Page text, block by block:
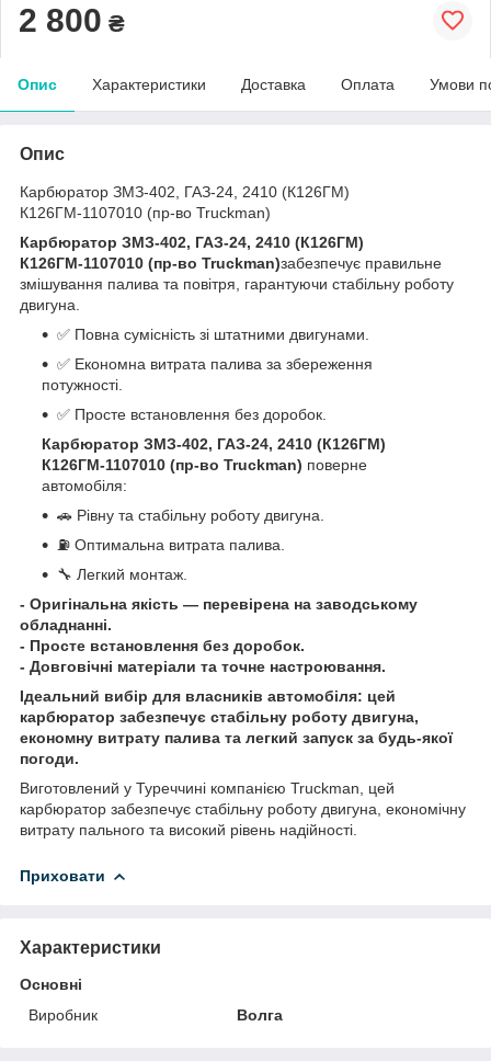
2 800 ₴
Опис Характеристики Доставка Оплата Умови
Опис
Карбюратор ЗМЗ-402, ГАЗ-24, 2410 (К126ГМ)
К126ГМ-1107010 (пр-во Truckman)
Карбюратор ЗМЗ-402, ГАЗ-24, 2410 (К126ГМ)
К126ГМ-1107010 (пр-во Truckman)забезпечує правильне
змішування палива та повітря, гарантуючи стабільну роботу
двигуна.
✅ Повна сумісність зі штатними двигунами.
✅ Економна витрата палива за збереження
потужності.
✅ Просте встановлення без доробок.
Карбюратор ЗМЗ-402, ГАЗ-24, 2410 (К126ГМ)
К126ГМ-1107010 (пр-во Truckman) поверне
автомобіля:
🚗 Рівну та стабільну роботу двигуна.
⛽ Оптимальна витрата палива.
🔧 Легкий монтаж.
- Оригінальна якість — перевірена на заводському
обладнанні.
- Просте встановлення без доробок.
- Довговічні матеріали та точне настроювання.
Ідеальний вибір для власників автомобіля: цей
карбюратор забезпечує стабільну роботу двигуна,
економну витрату палива та легкий запуск за будь-якої
погоди.
Виготовлений у Туреччині компанією Truckman, цей
карбюратор забезпечує стабільну роботу двигуна, економічну
витрату пального та високий рівень надійності.
Приховати
Характеристики
Основні
Виробник
Волга